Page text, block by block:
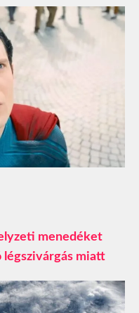
menedéket
légszivárgás miatt